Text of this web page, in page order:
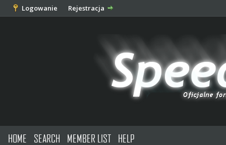
Logowanie Rejestracja
HOME SEARCH MEMBER LIST HELP